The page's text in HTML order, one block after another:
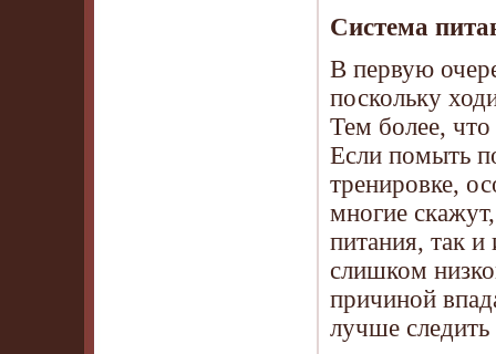
Система
В первую
поскольку
Тем более,
Если помыть
тренировке,
многие
питания, так и
слишком
причиной
лучше